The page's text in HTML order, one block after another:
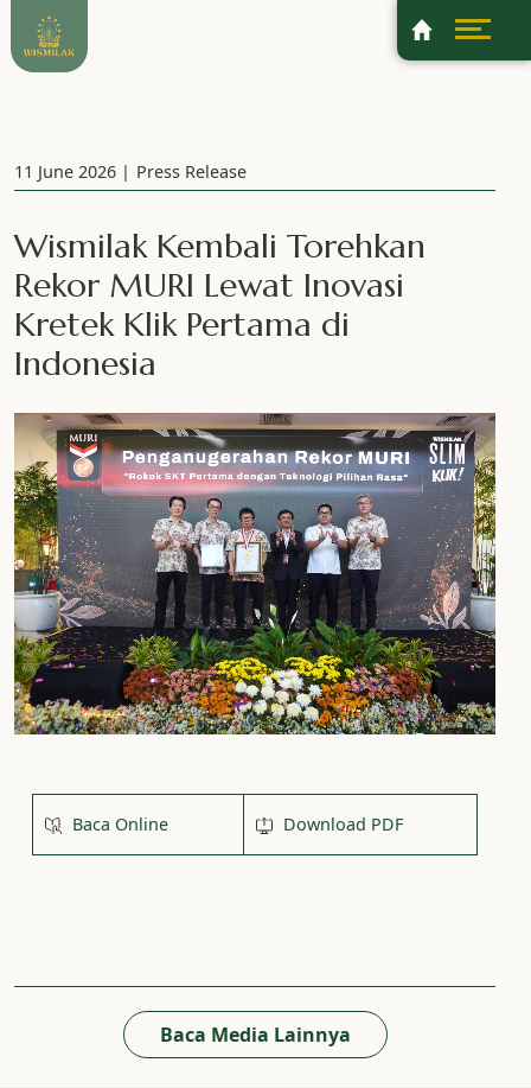
11 June 2026 Press Release
Wismilak Kembali Torehkan
Rekor MURI Lewat Inovasi
Kretek Klik Pertama di
Indonesia
Baca Online Download PDF
Baca Media Lainnya